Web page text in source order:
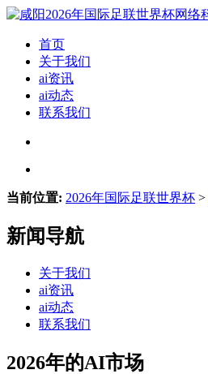
首页
关于我们
ai资讯
ai动态
联系我们
当前位置: 2026年国际足联世界杯 >
新闻导航
关于我们
ai资讯
ai动态
联系我们
2026年的AI市场